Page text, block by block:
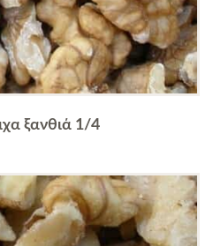
ξανθιά 1/4